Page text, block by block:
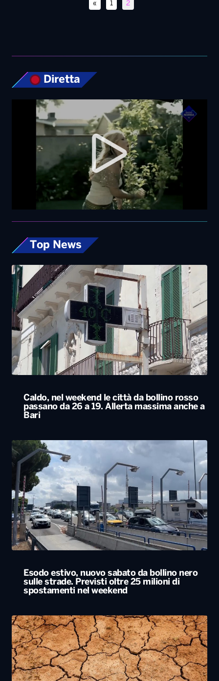
« 1 2
Diretta
Top News
Caldo, nel weekend le città da bollino rosso
passano da 26 a 19. Allerta massima anche a
Bari
Esodo estivo, nuovo sabato da bollino nero
sulle strade. Previsti oltre 25 milioni di
spostamenti nel weekend